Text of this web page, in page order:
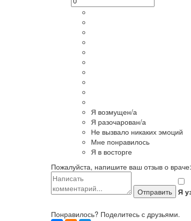
Я возмущен/а
Я разочарован/а
Не вызвало никаких эмоций
Мне понравилось
Я в восторге
Пожалуйста, напишите ваш отзыв о враче:
Я
Понравилось? Поделитесь с друзьями.